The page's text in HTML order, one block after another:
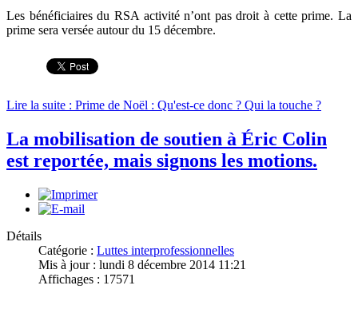
Les bénéficiaires du RSA activité n’ont pas droit à cette prime. La
prime sera versée autour du 15 décembre.
Lire la suite : Prime de Noël : Qu'est-ce donc ? Qui la touche ?
La mobilisation de soutien à Éric Colin
est reportée, mais signons les motions.
Détails
Catégorie : Luttes interprofessionnelles
Mis à jour : lundi 8 décembre 2014 11:21
Affichages : 17571